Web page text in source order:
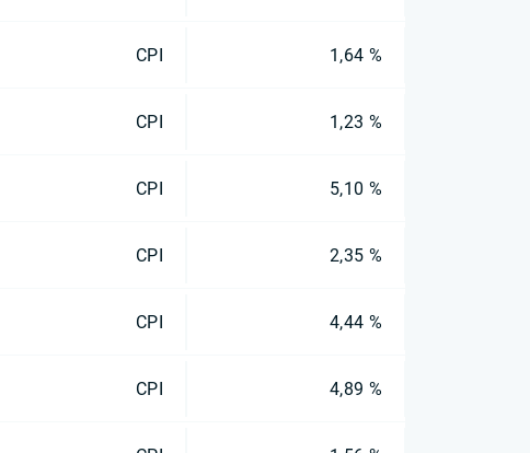
CPI 1,64 %
CPI 1,23 %
CPI 5,10 %
CPI 2,35 %
CPI 4,44 %
CPI 4,89 %